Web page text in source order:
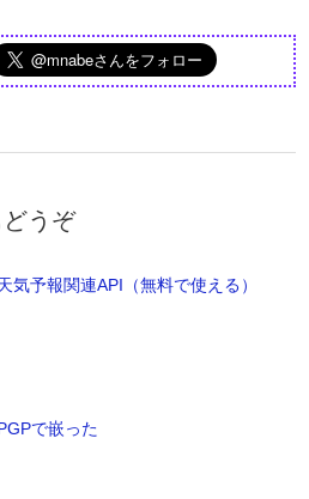
うぞ
気予報関連API（無料で使える）
で嵌った